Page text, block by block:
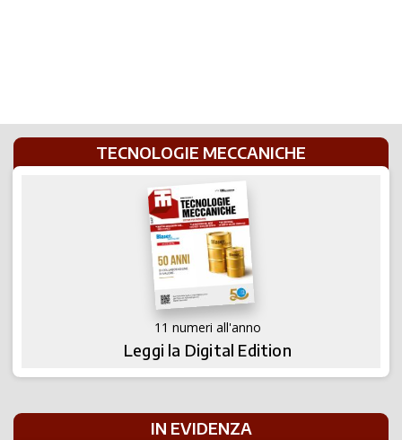
TECNOLOGIE MECCANICHE
11 numeri all'anno
Leggi la Digital Edition
IN EVIDENZA